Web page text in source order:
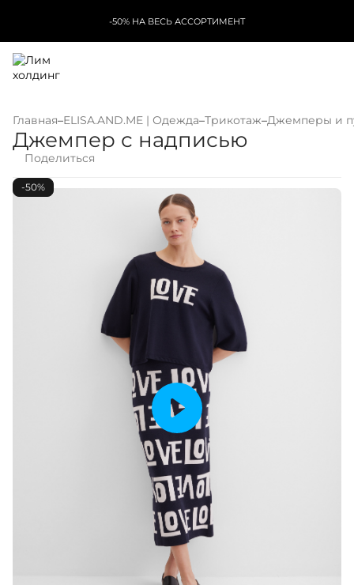
-50% НА ВЕСЬ АССОРТИМЕНТ
Главная–ELISA.AND.ME | Одежда–Трикотаж–Джемперы и
Джемпер с надписью
Поделиться
-50%